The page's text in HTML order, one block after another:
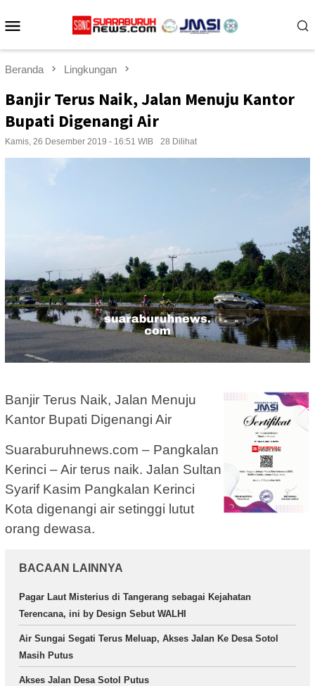
ke
Beranda Lingkungan
Banjir Terus Naik, Jalan Menuju Kantor
Bupati Digenangi Air
Kamis, 26 Desember 2019 - 16:51 WIB 28 Dilihat
Banjir Terus Naik, Jalan Menuju
Kantor Bupati Digenangi Air
Suaraburuhnews.com – Pangkalan
Kerinci – Air terus naik. Jalan Sultan
Syarif Kasim Pangkalan Kerinci
Kota digenangi air setinggi lutut
orang dewasa.
BACAAN LAINNYA
Pagar Laut Misterius di Tangerang sebagai Kejahatan
Terencana, ini by Design Sebut WALHI
Air Sungai Segati Terus Meluap, Akses Jalan Ke Desa Sotol
Masih Putus
Akses Jalan Desa Sotol Putus